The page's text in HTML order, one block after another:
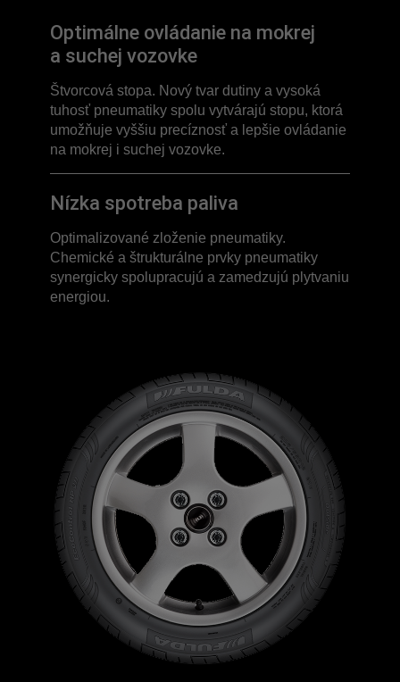
Optimálne ovládanie na mokrej
a suchej vozovke
Štvorcová stopa. Nový tvar dutiny a vysoká
tuhosť pneumatiky spolu vytvárajú stopu, ktorá
umožňuje vyššiu precíznosť a lepšie ovládanie
na mokrej i suchej vozovke.
Nízka spotreba paliva
Optimalizované zloženie pneumatiky.
Chemické a štrukturálne prvky pneumatiky
synergicky spolupracujú a zamedzujú plytvaniu
energiou.